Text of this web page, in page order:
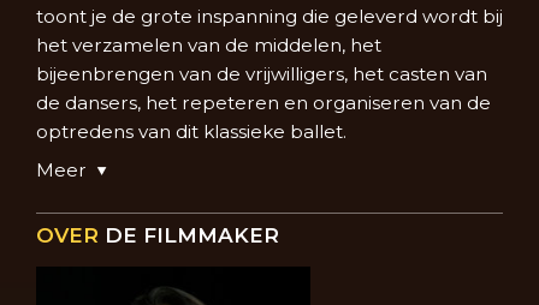
toont je de grote inspanning die geleverd wordt bij
het verzamelen van de middelen, het
bijeenbrengen van de vrijwilligers, het casten van
de dansers, het repeteren en organiseren van de
optredens van dit klassieke ballet.
Meer
OVER DE FILMMAKER